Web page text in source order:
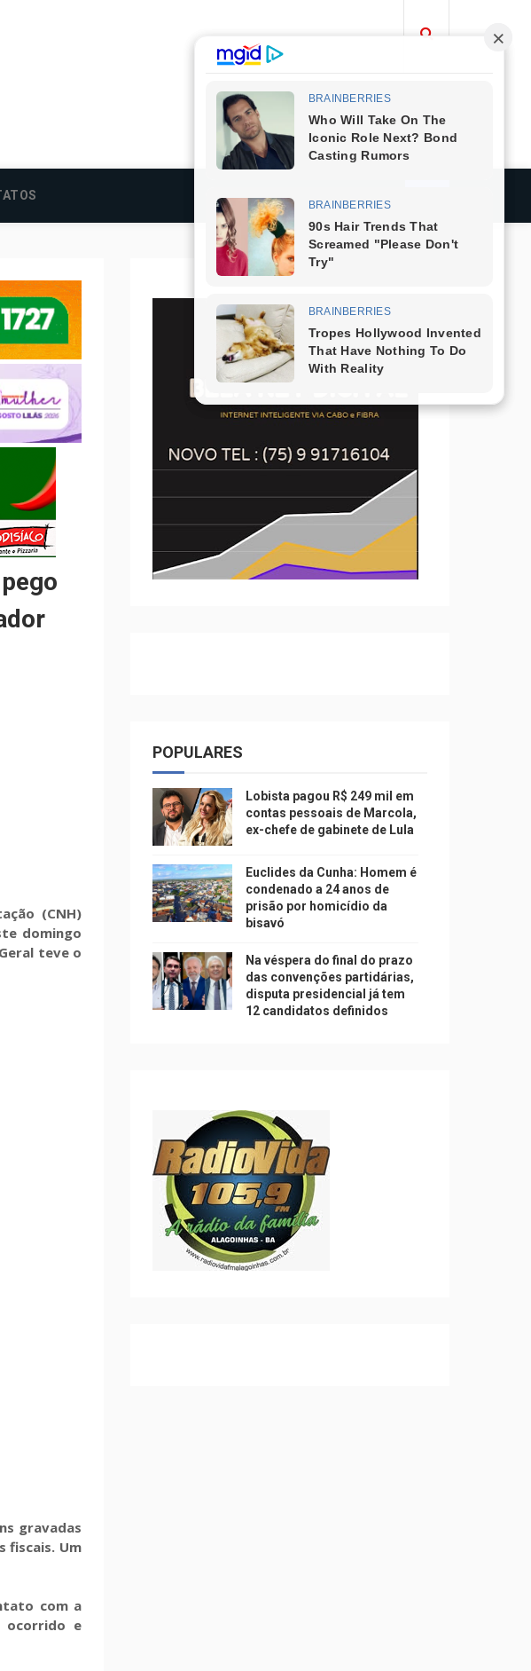
(CNH)
domingo
teve o
gravadas
fiscais. Um
com a
ocorrido e
POPULARES
Lobista pagou R$ 249 mil em
contas pessoais de Marcola,
ex-chefe de gabinete de Lula
Euclides da Cunha: Homem é
condenado a 24 anos de
prisão por homicídio da
bisavó
Na véspera do final do prazo
das convenções partidárias,
disputa presidencial já tem
12 candidatos definidos